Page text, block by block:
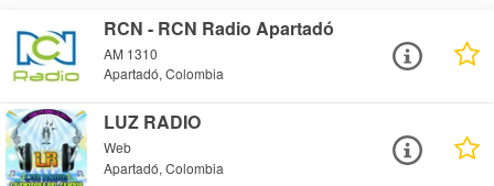
RCN - RCN Radio Apartadó
AM 1310
Apartadó, Colombia
LUZ RADIO
Web
Apartadó, Colombia